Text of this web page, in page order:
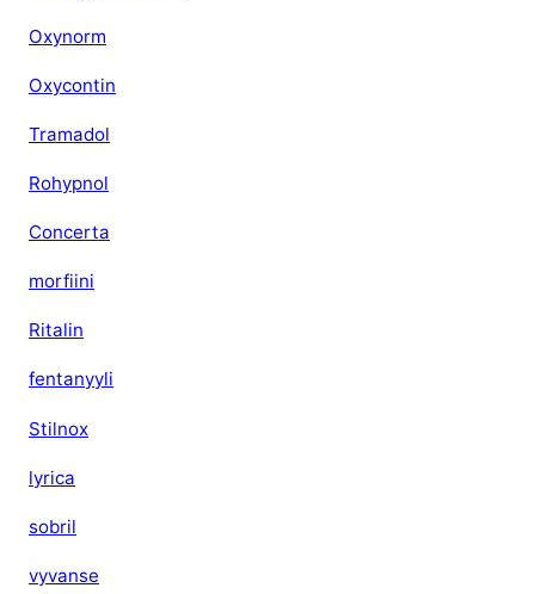
Oxynorm
Oxycontin
Tramadol
Rohypnol
Concerta
morfiini
Ritalin
fentanyyli
Stilnox
lyrica
sobril
vyvanse